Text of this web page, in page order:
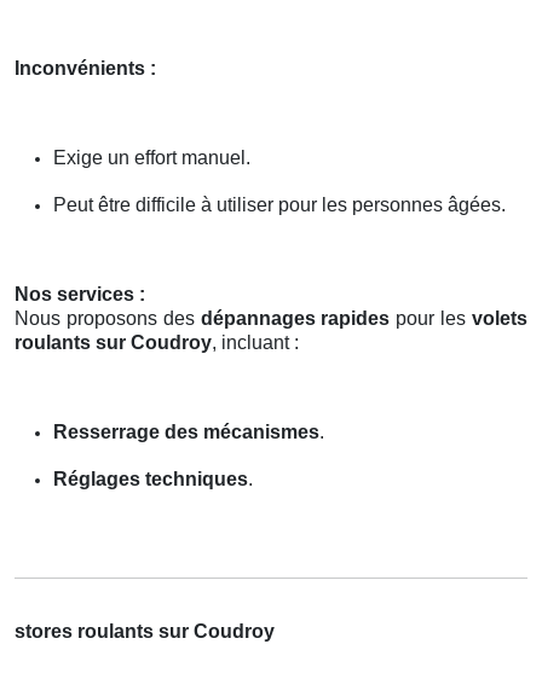
Inconvénients :
Exige un effort manuel.
Peut être difficile à utiliser pour les personnes âgées.
Nos services :
Nous proposons des dépannages rapides pour lesvolets
roulants sur Coudroy, incluant :
Resserrage des mécanismes.
Réglages techniques.
stores roulants sur Coudroy